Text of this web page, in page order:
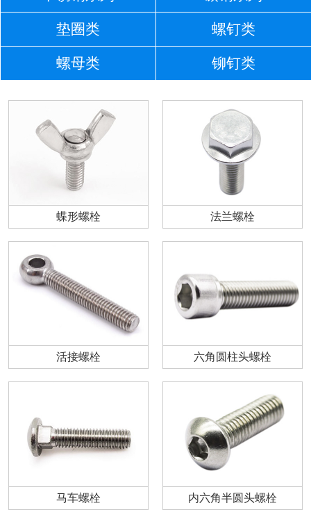
垫圈类 螺钉类
螺母类 铆钉类
蝶形螺栓 法兰螺栓
活接螺栓 六角圆柱头螺栓
马车螺栓 内六角半圆头螺栓